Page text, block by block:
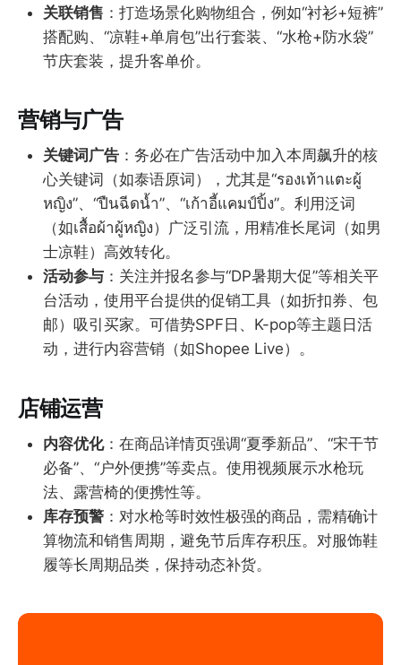
关联销售 ：打造场景化购物组合，例如“衬衫+短裤”
搭配购、“凉鞋+单肩包”出行套装、“水枪+防水袋”
节庆套装，提升客单价。
营销与广告
关键词广告 ：务必在广告活动中加入本周飙升的核
心关键词（如泰语原词），尤其是“รองเท้าแตะผู้
หญิง”、“ปืนฉีดนํ้า”、“เก้าอี้แคมป์ปิ้ง”。利用泛词
（如เสื้อผ้าผู้หญิง）广泛引流，用精准长尾词（如男
士凉鞋）高效转化。
活动参与 ：关注并报名参与“DP暑期大促”等相关平
台活动，使用平台提供的促销工具（如折扣券、包
邮）吸引买家。可借势SPF日、K-pop等主题日活
动，进行内容营销（如Shopee Live）。
店铺运营
内容优化：在商品详情页强调“夏季新品”、“宋干节
必备”、“户外便携”等卖点。使用视频展示水枪玩
法、露营椅的便携性等。
库存预警 ：对水枪等时效性极强的商品，需精确计
算物流和销售周期，避免节后库存积压。对服饰鞋
履等长周期品类，保持动态补货。